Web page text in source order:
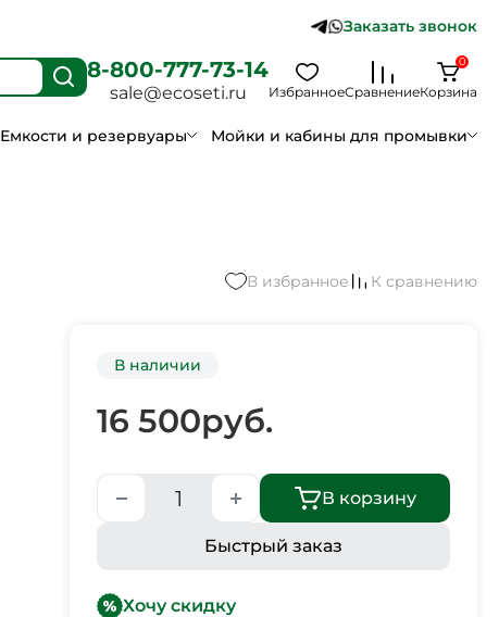
Заказать звонок
8-800-777-73-14
sale@ecoseti.ru ИзбранноеСравнениеКорзина
0
Емкости и резервуары Мойки и кабины для промывки
В избранное К сравнению
В наличии
16 500руб.
В корзину
Быстрый заказ
Хочу скидку